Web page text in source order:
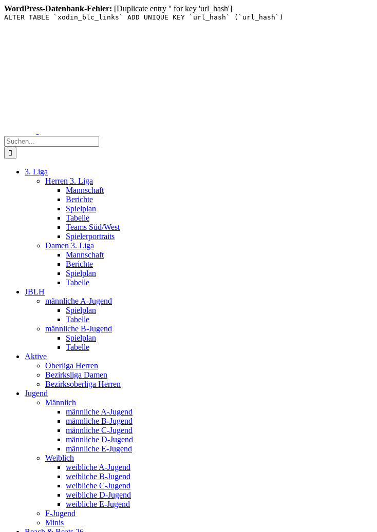
WordPress-Datenbank-Fehler: [Duplicate entry '' for key 'url_hash']
ALTER TABLE `xodin_blc_links` ADD UNIQUE KEY `url_hash` (`url_hash`)
Suche
nach:
3. Liga
Herren 3. Liga
Mannschaft
Berichte
Spielplan
Tabelle
Teams Süd/West
Spielerportraits
Damen 3. Liga
Mannschaft
Berichte
Spielplan
Tabelle
JBLH
männliche A-Jugend
Spielplan
Tabelle
männliche B-Jugend
Spielplan
Tabelle
Aktive
Oberliga Herren
Bezirksliga Damen
Bezirksoberliga Herren
Jugend
Männlich
männliche A-Jugend
männliche B-Jugend
männliche C-Jugend
männliche D-Jugend
männliche E-Jugend
Weiblich
weibliche A-Jugend
weibliche B-Jugend
weibliche C-Jugend
weibliche D-Jugend
weibliche E-Jugend
F-Jugend
Minis